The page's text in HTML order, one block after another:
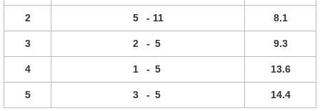
2 5 - 11 8.1
3 2 - 5 9.3
4 1 - 5 13.6
5 3 - 5 14.4